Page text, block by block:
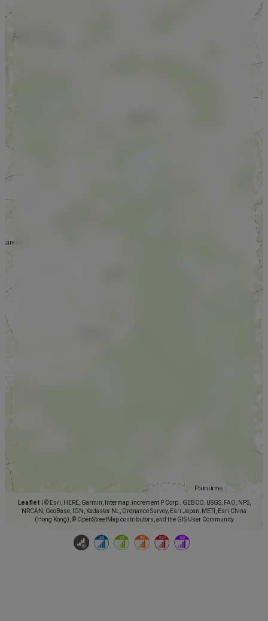
Leaflet
© Esri, HERE, Garmin, Intermap, increment P Corp., GEBCO, USGS, FAO, NPS,
NRCAN, GeoBase, IGN, Kadaster NL, Ordnance Survey, Esri Japan, METI, Esri China
(Hong Kong), © OpenStreetMap contributors, and the GIS User Community